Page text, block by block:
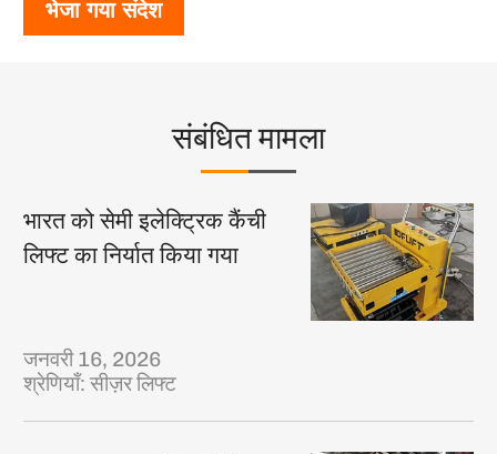
भेजा गया संदेश
संबंधित मामला
भारत को सेमी इलेक्ट्रिक कैंची
लिफ्ट का निर्यात किया गया
जनवरी 16, 2026
श्रेणियाँ:सीज़र लिफ्ट